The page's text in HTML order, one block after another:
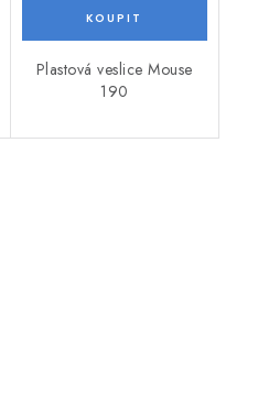
Plastová veslice Mouse
190